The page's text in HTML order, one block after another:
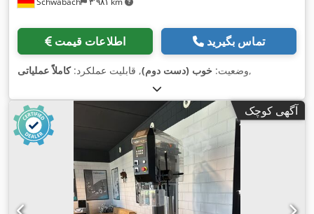
اطلاعات قیمت تماس بگیرید
وضعیت: خوب (دست دوم), قابلیت عملکرد:کاملاً عملیاتی ,
آگهی کوچک